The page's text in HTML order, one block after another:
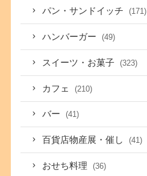
パン・サンドイッチ (171)
ハンバーガー (49)
スイーツ・お菓子 (323)
カフェ (210)
バー (41)
百貨店物産展・催し (41)
おせち料理 (36)